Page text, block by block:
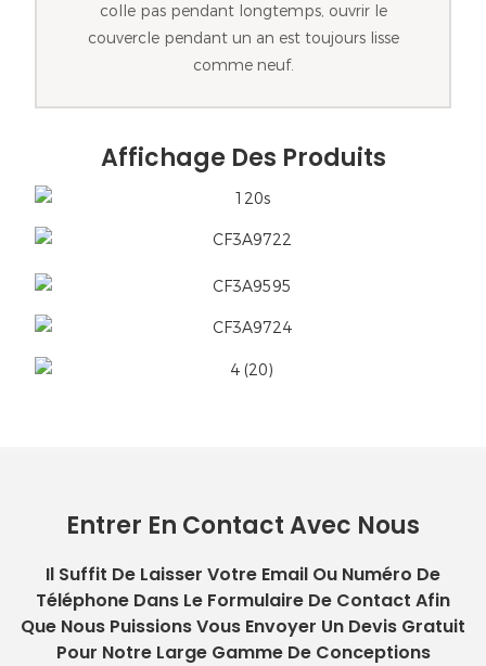
colle pas pendant longtemps, ouvrir le
couvercle pendant un an est toujours lisse
comme neuf.
Affichage Des Produits
Entrer En Contact Avec Nous
Il Suffit De Laisser Votre Email Ou Numéro De
Téléphone Dans Le Formulaire De Contact Afin
Que Nous Puissions Vous Envoyer Un Devis Gratuit
Pour Notre Large Gamme De Conceptions